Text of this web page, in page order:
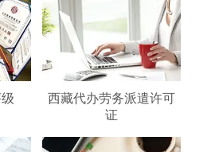
西藏代办劳务派遣许可
证